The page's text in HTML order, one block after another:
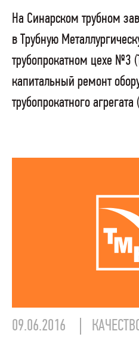
На Синарском трубном
в Трубную
трубопрокатном цехе №3
капитальный ремонт
трубопрокатного
09.06.2016